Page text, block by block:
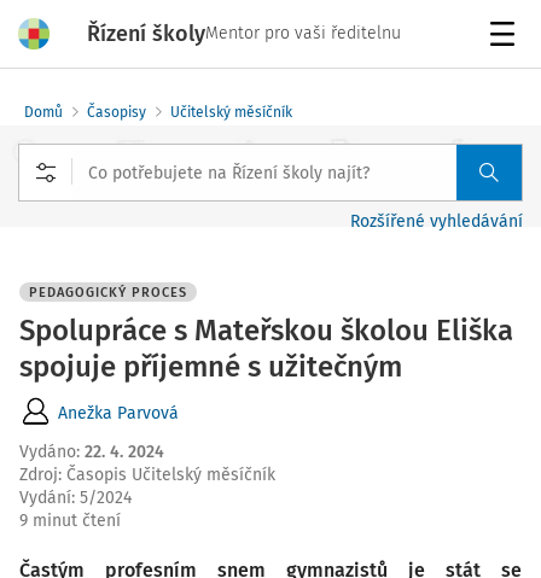
Řízení školyMentor pro vaši ředitelnu
Domů Časopisy Učitelský měsíčník
Rozšířené vyhledávání
PEDAGOGICKÝ PROCES
Spolupráce s Mateřskou školou Eliška
spojuje příjemné s užitečným
Anežka Parvová
Vydáno: 22. 4. 2024
Zdroj: Časopis Učitelský měsíčník
Vydání: 5/2024
9 minut čtení
Častým profesním snem gymnazistů je stát se